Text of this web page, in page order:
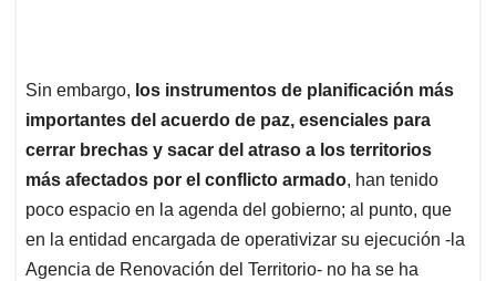
Sin embargo, los instrumentos de planificación más
importantes del acuerdo de paz, esenciales para
cerrar brechas y sacar del atraso a los territorios
más afectados por el conflicto armado, han tenido
poco espacio en la agenda del gobierno; al punto, que
en la entidad encargada de operativizar su ejecución -la
Agencia de Renovación del Territorio- no ha se ha